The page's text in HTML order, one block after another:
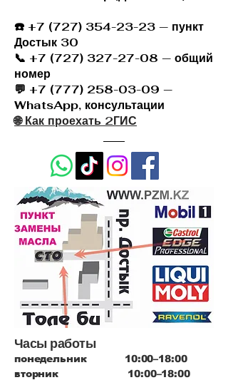
☎️ +7 (727) 354-23-23 — пункт
Достык 30
📞 +7 (727) 327-27-08 — общий
номер
💬 +7 (777) 258-03-09 —
WhatsApp, консультации
🌐 Как проехать 2ГИС
Часы работы
понедельник 10:00–18:00
вторник 10:00–18:00